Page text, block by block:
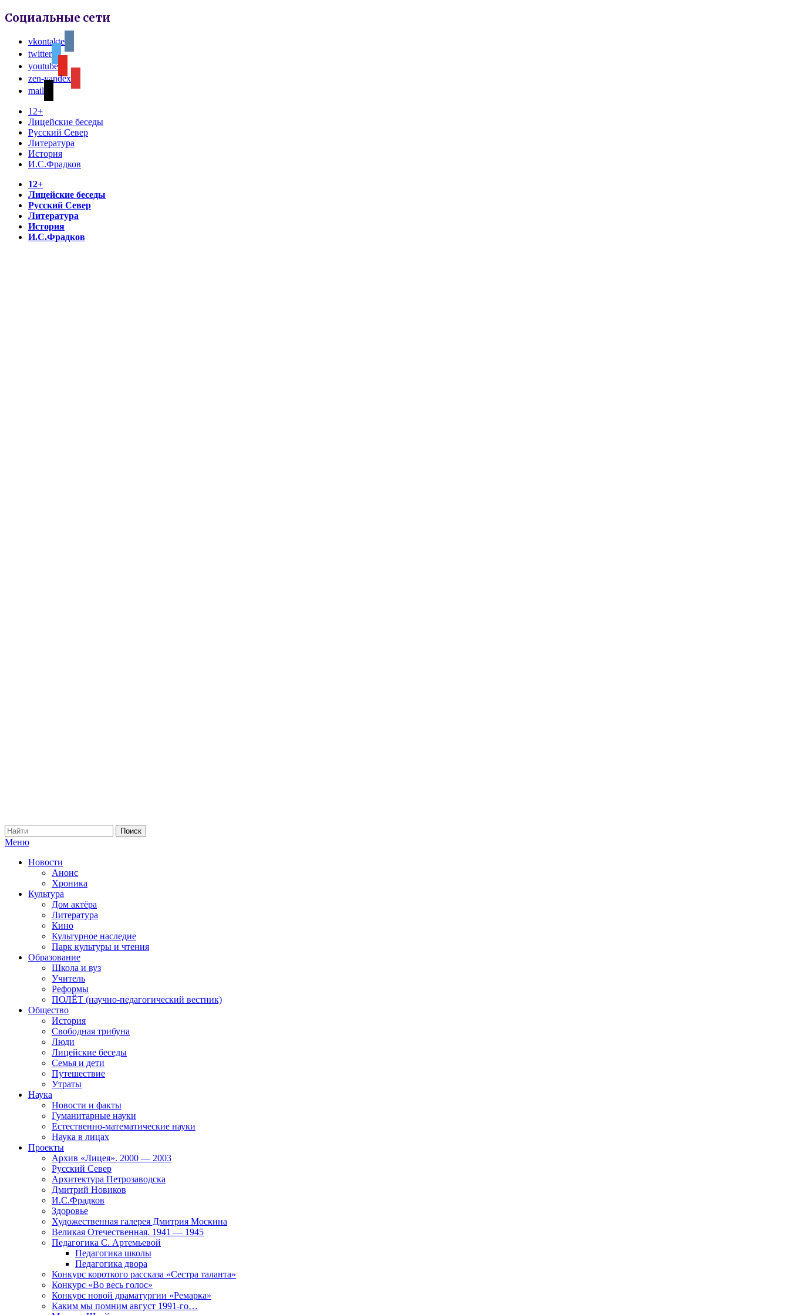
Социальные сети
vkontakte
twitter
youtube
zen-yandex
mail
12+
Лицейские беседы
Русский Север
Литература
История
И.С.Фрадков
12+
Лицейские беседы
Русский Север
Литература
История
И.С.Фрадков
Меню
Новости
Анонс
Хроника
Культура
Дом актёра
Литература
Кино
Культурное наследие
Парк культуры и чтения
Образование
Школа и вуз
Учитель
Реформы
ПОЛЁТ (научно-педагогический вестник)
Общество
История
Свободная трибуна
Люди
Лицейские беседы
Семья и дети
Путешествие
Утраты
Наука
Новости и факты
Гуманитарные науки
Естественно-математические науки
Наука в лицах
Проекты
Архив «Лицея». 2000 — 2003
Русский Север
Архитектура Петрозаводска
Дмитрий Новиков
И.С.Фрадков
Здоровье
Художественная галерея Дмитрия Москина
Великая Отечественная. 1941 — 1945
Педагогика С. Артемьевой
Педагогика школы
Педагогика двора
Конкурс короткого рассказа «Сестра таланта»
Конкурс «Во весь голос»
Конкурс новой драматургии «Ремарка»
Каким мы помним август 1991-го…